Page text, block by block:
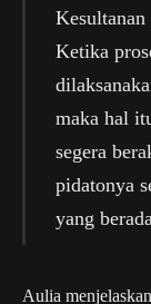
Ketika
maka hal
segera
pidatonya
yang
Aulia